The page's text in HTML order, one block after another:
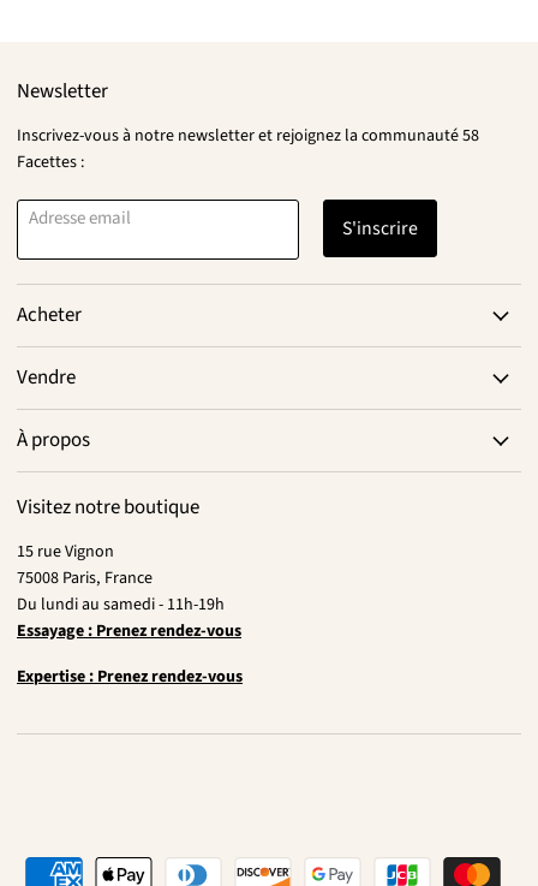
Newsletter
Inscrivez-vous à notre newsletter et rejoignez la communauté 58
Facettes :
Adresse email S'inscrire
Acheter
Vendre
À propos
Visitez notre boutique
15 rue Vignon
75008 Paris, France
Du lundi au samedi - 11h-19h
Essayage : Prenez rendez-vous
Expertise : Prenez rendez-vous